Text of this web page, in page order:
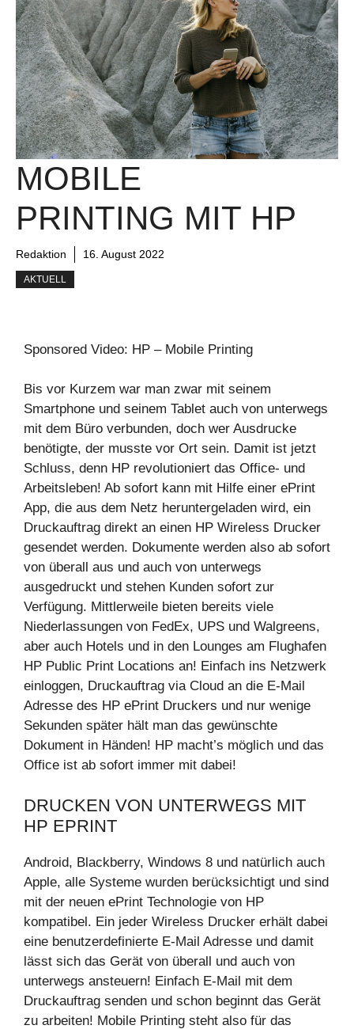
MOBILE
PRINTING MIT HP
Redaktion 16. August 2022
AKTUELL
Sponsored Video: HP – Mobile Printing
Bis vor Kurzem war man zwar mit seinem
Smartphone und seinem Tablet auch von unterwegs
mit dem Büro verbunden, doch wer Ausdrucke
benötigte, der musste vor Ort sein. Damit ist jetzt
Schluss, denn HP revolutioniert das Office- und
Arbeitsleben! Ab sofort kann mit Hilfe einer ePrint
App, die aus dem Netz heruntergeladen wird, ein
Druckauftrag direkt an einen HP Wireless Drucker
gesendet werden. Dokumente werden also ab sofort
von überall aus und auch von unterwegs
ausgedruckt und stehen Kunden sofort zur
Verfügung. Mittlerweile bieten bereits viele
Niederlassungen von FedEx, UPS und Walgreens,
aber auch Hotels und in den Lounges am Flughafen
HP Public Print Locations an! Einfach ins Netzwerk
einloggen, Druckauftrag via Cloud an die E-Mail
Adresse des HP ePrint Druckers und nur wenige
Sekunden später hält man das gewünschte
Dokument in Händen! HP macht’s möglich und das
Office ist ab sofort immer mit dabei!
DRUCKEN VON UNTERWEGS MIT
HP EPRINT
Android, Blackberry, Windows 8 und natürlich auch
Apple, alle Systeme wurden berücksichtigt und sind
mit der neuen ePrint Technologie von HP
kompatibel. Ein jeder Wireless Drucker erhält dabei
eine benutzerdefinierte E-Mail Adresse und damit
lässt sich das Gerät von überall und auch von
unterwegs ansteuern! Einfach E-Mail mit dem
Druckauftrag senden und schon beginnt das Gerät
zu arbeiten! Mobile Printing steht also für das